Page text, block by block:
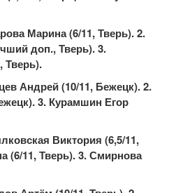
Марина (6/11, Тверь). 2.
доп., Тверь). 3.
Тверь).
Андрей (10/11, Бежецк). 2.
3. Курамшин Егор
Виктория (6,5/11,
(6/11, Тверь). 3. Смирнова